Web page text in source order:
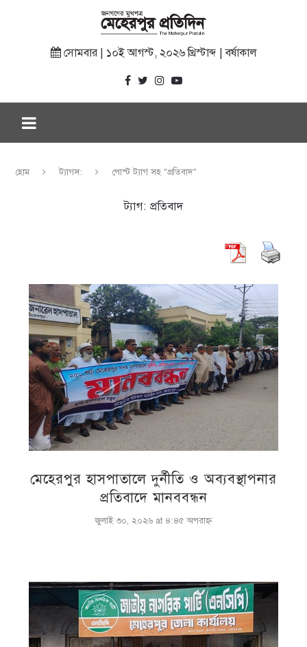
সোমবার | ১০ই আগস্ট, ২০২৬ খ্রিস্টাব্দ | বর্ষাকাল
হোম ট্যাগস: পোস্ট ট্যাগ সহ "প্রতিবাদ"
ট্যাগ: প্রতিবাদ
মেহেরপুর হাসপাতালে দুর্নীতি ও অব্যবস্থাপনার
প্রতিবাদে মানববন্ধন
জুলাই ৩০, ২০২৬ at ৪:৪৫ অপরাহ্ণ